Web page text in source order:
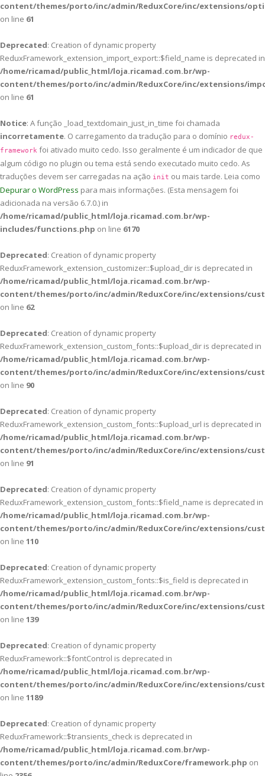
content/themes/porto/inc/admin/ReduxCore/inc/extensions/
on line 61
Deprecated: Creation of dynamic property
ReduxFramework_extension_import_export::$field_name is deprecated in
/home/ricamad/public_html/loja.ricamad.com.br/wp-
content/themes/porto/inc/admin/ReduxCore/inc/extensions/
on line 61
Notice: A função _load_textdomain_just_in_time foi chamada
incorretamente. O carregamento da tradução para o domínio redux-
framework foi ativado muito cedo. Isso geralmente é um indicador de que
algum código no plugin ou tema está sendo executado muito cedo. As
traduções devem ser carregadas na ação init ou mais tarde. Leia como
Depurar o WordPress para mais informações. (Esta mensagem foi
adicionada na versão 6.7.0.) in
/home/ricamad/public_html/loja.ricamad.com.br/wp-
includes/functions.php on line 6170
Deprecated: Creation of dynamic property
ReduxFramework_extension_customizer::$upload_dir is deprecated in
/home/ricamad/public_html/loja.ricamad.com.br/wp-
content/themes/porto/inc/admin/ReduxCore/inc/extensions/
on line 62
Deprecated: Creation of dynamic property
ReduxFramework_extension_custom_fonts::$upload_dir is deprecated in
/home/ricamad/public_html/loja.ricamad.com.br/wp-
content/themes/porto/inc/admin/ReduxCore/inc/extensions/
on line 90
Deprecated: Creation of dynamic property
ReduxFramework_extension_custom_fonts::$upload_url is deprecated in
/home/ricamad/public_html/loja.ricamad.com.br/wp-
content/themes/porto/inc/admin/ReduxCore/inc/extensions/
on line 91
Deprecated: Creation of dynamic property
ReduxFramework_extension_custom_fonts::$field_name is deprecated in
/home/ricamad/public_html/loja.ricamad.com.br/wp-
content/themes/porto/inc/admin/ReduxCore/inc/extensions/
on line 110
Deprecated: Creation of dynamic property
ReduxFramework_extension_custom_fonts::$is_field is deprecated in
/home/ricamad/public_html/loja.ricamad.com.br/wp-
content/themes/porto/inc/admin/ReduxCore/inc/extensions/
on line 139
Deprecated: Creation of dynamic property
ReduxFramework::$fontControl is deprecated in
/home/ricamad/public_html/loja.ricamad.com.br/wp-
content/themes/porto/inc/admin/ReduxCore/inc/extensions/
on line 1189
Deprecated: Creation of dynamic property
ReduxFramework::$transients_check is deprecated in
/home/ricamad/public_html/loja.ricamad.com.br/wp-
content/themes/porto/inc/admin/ReduxCore/framework.php on